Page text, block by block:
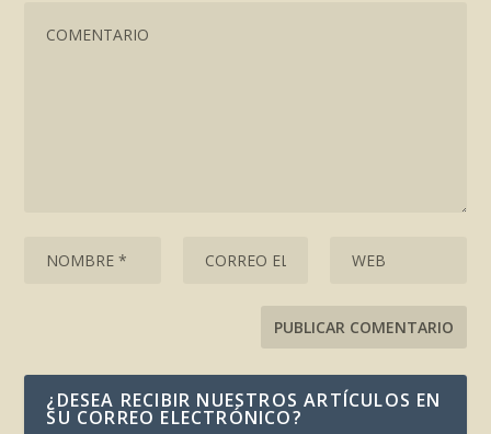
¿DESEA RECIBIR NUESTROS ARTÍCULOS EN
SU CORREO ELECTRÓNICO?